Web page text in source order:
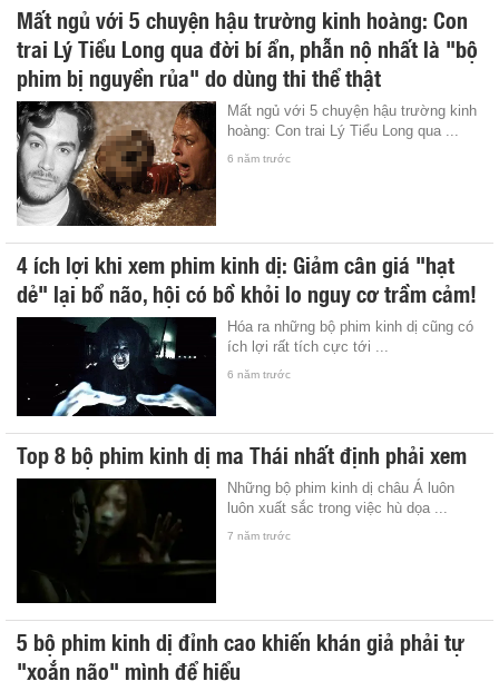
Mất ngủ với 5 chuyện hậu trường kinh hoàng: Con
trai Lý Tiểu Long qua đời bí ẩn, phẫn nộ nhất là "bộ
phim bị nguyền rủa" do dùng thi thể thật
Mất ngủ với 5 chuyện hậu trường kinh
hoàng: Con trai Lý Tiểu Long qua ...
6 năm trước
4 ích lợi khi xem phim kinh dị: Giảm cân giá "hạt
dẻ" lại bổ não, hội có bồ khỏi lo nguy cơ trầm cảm!
Hóa ra những bộ phim kinh dị cũng có
ích lợi rất tích cực tới ...
6 năm trước
Top 8 bộ phim kinh dị ma Thái nhất định phải xem
Những bộ phim kinh dị châu Á luôn
luôn xuất sắc trong việc hù dọa ...
7 năm trước
5 bộ phim kinh dị đỉnh cao khiến khán giả phải tự
"xoắn não" mình để hiểu